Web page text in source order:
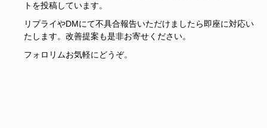
トを投稿しています。
リプライやDMにて不具合報告いただけましたら即座に対応い
たします。改善提案も是非お寄せください。
フォロリムお気軽にどうぞ。